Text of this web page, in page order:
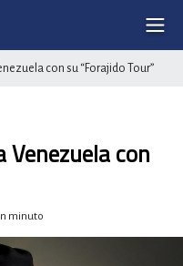
con su “Forajido Tour”
con
minuto